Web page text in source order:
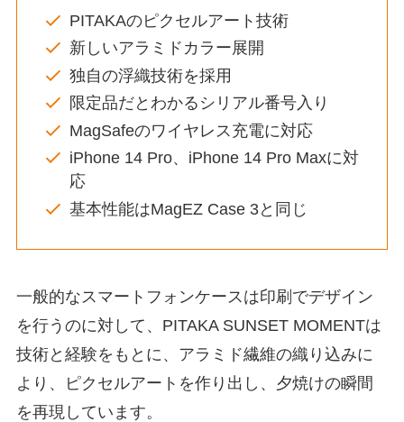
PITAKAのピクセルアート技術
新しいアラミドカラー展開
独自の浮織技術を採用
限定品だとわかるシリアル番号入り
MagSafeのワイヤレス充電に対応
iPhone 14 Pro、iPhone 14 Pro Maxに対
応
基本性能はMagEZ Case 3と同じ
一般的なスマートフォンケースは印刷でデザイン
を行うのに対して、PITAKA SUNSET MOMENTは
技術と経験をもとに、アラミド繊維の織り込みに
より、ピクセルアートを作り出し、夕焼けの瞬間
を再現しています。